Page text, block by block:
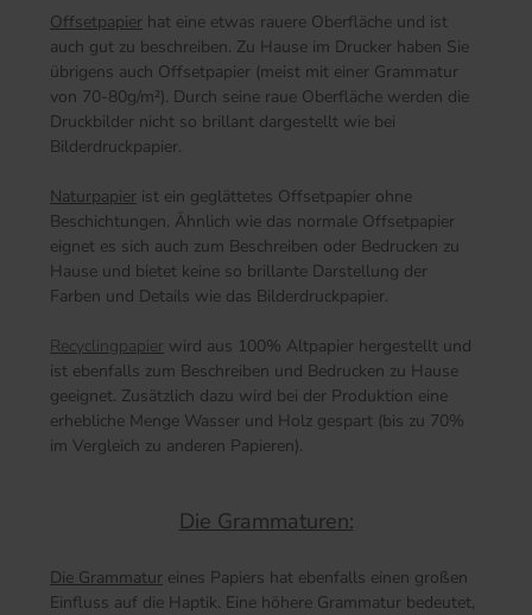
Offsetpapier hat eine etwas rauere Oberfläche und ist
auch gut zu beschreiben. Zu Hause im Drucker haben Sie
übrigens auch Offsetpapier (meist mit einer Grammatur
von 70-80g/m²). Durch seine raue Oberfläche werden die
Druckbilder nicht so brillant dargestellt wie bei
Bilderdruckpapier.
Naturpapier ist ein geglättetes Offsetpapier ohne
Beschichtungen. Ähnlich wie das normale Offsetpapier
eignet es sich auch zum Beschreiben oder Bedrucken zu
Hause und bietet keine so brillante Darstellung der
Farben und Details wie das Bilderdruckpapier.
Recyclingpapier wird aus 100% Altpapier hergestellt und
ist ebenfalls zum Beschreiben und Bedrucken zu Hause
geeignet. Zusätzlich dazu wird bei der Produktion eine
erhebliche Menge Wasser und Holz gespart (bis zu 70%
im Vergleich zu anderen Papieren).
Die Grammaturen:
Die Grammatur eines Papiers hat ebenfalls einen großen
Einfluss auf die Haptik. Eine höhere Grammatur bedeutet,